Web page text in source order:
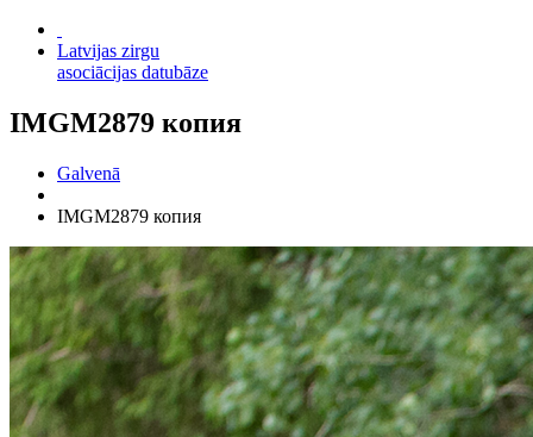
Latvijas zirgu
asociācijas datubāze
IMGM2879 копия
Galvenā
IMGM2879 копия